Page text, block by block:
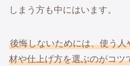
しまう方も中にはいます。
後悔しないためには、使う人
材や仕上げ方を選ぶのがコツ